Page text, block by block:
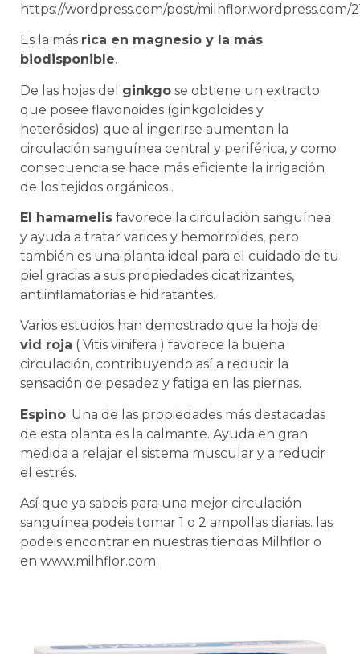
https://wordpress.com/post/milhflor.wordpress.com/
Es la más rica en magnesio y la más
biodisponible.
De las hojas del ginkgo se obtiene un extracto
que posee flavonoides (ginkgoloides y
heterósidos) que al ingerirse aumentan la
circulación sanguínea central y periférica, y como
consecuencia se hace más eficiente la irrigación
de los tejidos orgánicos .
El hamamelis favorece la circulación sanguínea
y ayuda a tratar varices y hemorroides, pero
también es una planta ideal para el cuidado de tu
piel gracias a sus propiedades cicatrizantes,
antiinflamatorias e hidratantes.
Varios estudios han demostrado que la hoja de
vid roja ( Vitis vinifera ) favorece la buena
circulación, contribuyendo así a reducir la
sensación de pesadez y fatiga en las piernas.
Espino: Una de las propiedades más destacadas
de esta planta es la calmante. Ayuda en gran
medida a relajar el sistema muscular y a reducir
el estrés.
Así que ya sabeis para una mejor circulación
sanguínea podeis tomar 1 o 2 ampollas diarias. las
podeis encontrar en nuestras tiendas Milhflor o
en www.milhflor.com